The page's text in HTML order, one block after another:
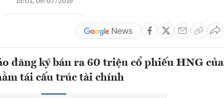
đăng ký bán ra 60 triệu cổ phiếu HNG của
tái cấu trúc tài chính